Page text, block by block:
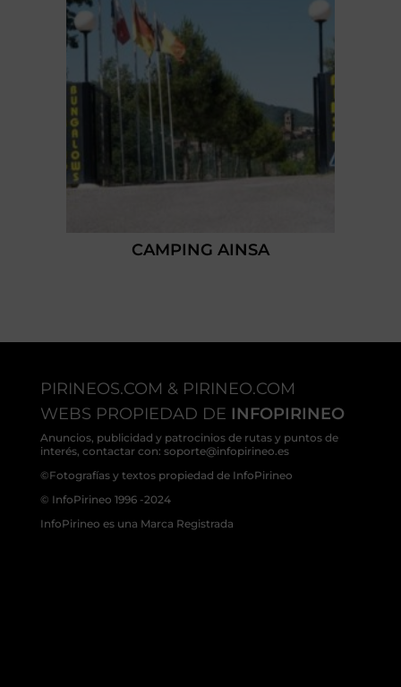
CAMPING AINSA
PIRINEOS.COM & PIRINEO.COM
WEBS PROPIEDAD DE INFOPIRINEO
Anuncios, publicidad y patrocinios de rutas y puntos de
interés, contactar con: soporte@infopirineo.es
©Fotografías y textos propiedad de InfoPirineo
© InfoPirineo 1996 -2024
InfoPirineo es una Marca Registrada